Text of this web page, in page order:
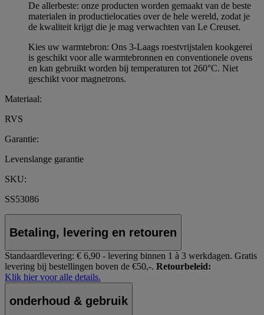
De allerbeste: onze producten worden gemaakt van de beste
materialen in productielocaties over de hele wereld, zodat je
de kwaliteit krijgt die je mag verwachten van Le Creuset.
Kies uw warmtebron: Ons 3-Laags roestvrijstalen kookgerei
is geschikt voor alle warmtebronnen en conventionele ovens
en kan gebruikt worden bij temperaturen tot 260°C. Niet
geschikt voor magnetrons.
Materiaal:
RVS
Garantie:
Levenslange garantie
SKU:
SS53086
Betaling, levering en retouren
Standaardlevering: € 6,90 - levering binnen 1 à 3 werkdagen. Gratis
levering bij bestellingen boven de €50,-. Retourbeleid:
Klik hier voor alle details.
onderhoud & gebruik